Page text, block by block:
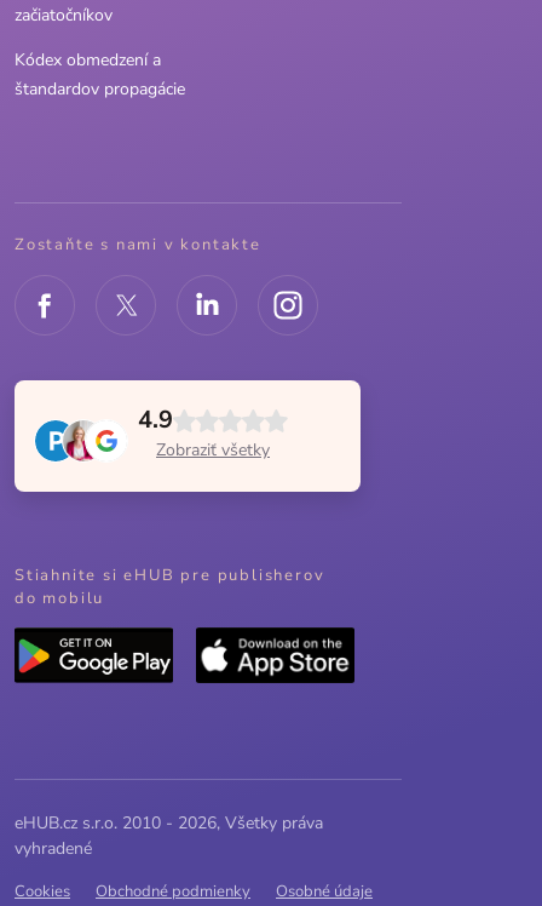
začiatočníkov
Kódex obmedzení a
štandardov propagácie
Zostaňte s nami v kontakte
4.9
Zobraziť všetky
Stiahnite si eHUB pre publisherov
do mobilu
eHUB.cz s.r.o. 2010 - 2026, Všetky práva
vyhradené
Cookies Obchodné podmienky Osobné údaje